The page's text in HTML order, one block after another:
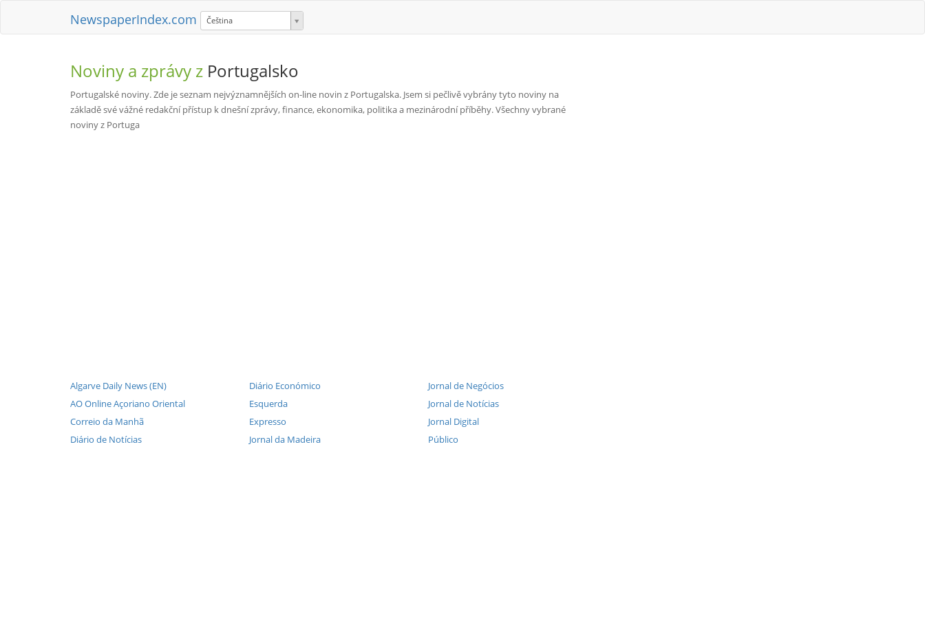
NewspaperIndex.com Čeština
Noviny a zprávy z Portugalsko
Portugalské noviny. Zde je seznam nejvýznamnějších on-line novin z Portugalska. Jsem si pečlivě vybrány tyto noviny na
základě své vážné redakční přístup k dnešní zprávy, finance, ekonomika, politika a mezinárodní příběhy. Všechny vybrané
noviny z Portuga
Algarve Daily News (EN)
AO Online Açoriano Oriental
Correio da Manhã
Diário de Notícias
Diário Económico
Esquerda
Expresso
Jornal da Madeira
Jornal de Negócios
Jornal de Notícias
Jornal Digital
Público